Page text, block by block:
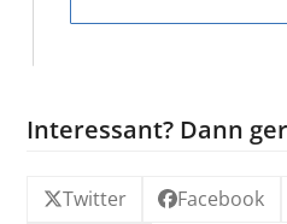
Interessant? Dann
Twitter Facebook